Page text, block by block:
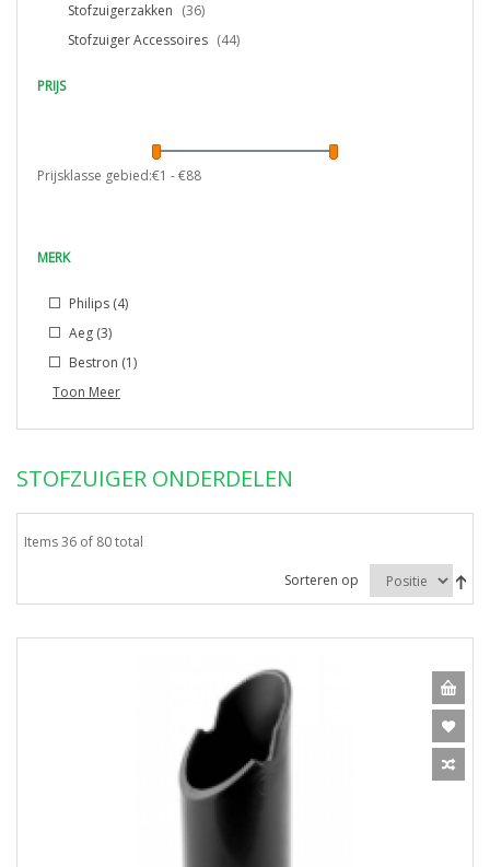
Stofzuigerzakken (36)
Stofzuiger Accessoires (44)
PRIJS
Prijsklasse gebied:€1 - €88
MERK
Philips (4)
Aeg (3)
Bestron (1)
Toon Meer
STOFZUIGER ONDERDELEN
Items 36 of 80 total
Sorteren op